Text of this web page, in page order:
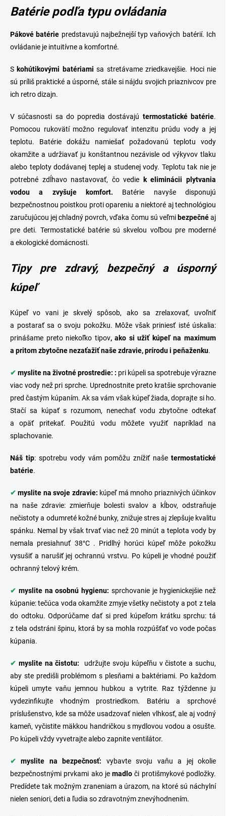
Batérie podľa typu ovládania
Pákové batérie predstavujú najbežnejší typ vaňových batérií. Ich
ovládanie je intuitívne a komfortné.
S kohútikovými batériami sa stretávame zriedkavejšie. Hoci nie
sú príliš praktické a úsporné, stále si nájdu svojich priaznivcov pre
ich retro dizajn.
V súčasnosti sa do popredia dostávajú termostatické batérie.
Pomocou rukovätí možno regulovať intenzitu prúdu vody a jej
teplotu. Batérie dokážu namiešať požadovanú teplotu vody
okamžite a udržiavať ju konštantnou nezávisle od výkyvov tlaku
alebo teploty dodávanej teplej a studenej vody. Teplotu tak nie je
potrebné zdĺhavo nastavovať, čo vedie
k eliminácii plytvania
vodou a zvyšuje komfort. Batérie navyše disponujú
bezpečnostnou poistkou proti opareniu a niektoré aj technológiou
zaručujúcou jej chladný povrch, vďaka čomu sú veľmi bezpečnéaj
pre deti. Termostatické batérie sú skvelou voľbou pre moderné
a ekologické domácnosti.
Tipy pre zdravý, bezpečný a úsporný
kúpeľ
Kúpeľ vo vani je skvelý spôsob, ako sa zrelaxovať, uvoľniť
a postarať sa o svoju pokožku. Môže však priniesť isté úskalia:
prinášame preto niekoľko tipov, ako si užiť kúpeľ na maximum
a pritom zbytočne nezaťažiť naše zdravie, prírodu i peňaženku.
✔ myslite na životné prostredie: : pri kúpeli sa spotrebuje výrazne
viac vody než pri sprche. Uprednostnite preto kratšie sprchovanie
pred častým kúpaním. Ak sa vám však kúpeľ žiada, doprajte si ho.
Stačí sa kúpať s rozumom, nenechať vodu zbytočne odtekať
a opäť pritekať. Použitú vodu môžete využiť napríklad na
splachovanie.
Náš tip: spotrebu vody vám pomôžu znížiť naše termostatické
batérie.
✔ myslite na svoje zdravie: kúpeľ má mnoho priaznivých účinkov
na naše zdravie: zmierňuje bolesti svalov a kĺbov, odstraňuje
nečistoty a odumreté kožné bunky, znižuje stres aj zlepšuje kvalitu
spánku. Nemal by však trvať viac než 20 minút a teplota vody by
nemala presiahnuť 38°C . Pridlhý horúci kúpeľ môže pokožku
vysušiť a narušiť jej ochrannú vrstvu. Po kúpeli je vhodné použiť
ochranný telový krém.
✔ myslite na osobnú hygienu: sprchovanie je hygienickejšie než
kúpanie: tečúca voda okamžite zmyje všetky nečistoty a pot z tela
do odtoku. Odporúčame dať si pred kúpeľom krátku sprchu: tá
z tela odstráni špinu, ktorá by sa mohla rozpúšťať vo vode počas
kúpania.
✔ myslite na čistotu: udržujte svoju kúpeľňu v čistote a suchu,
aby ste predišli problémom s plesňami a baktériami. Po každom
kúpeli umyte vaňu jemnou hubkou a vytrite. Raz týždenne ju
vydezinfikujte vhodným prostriedkom. Batériu a sprchové
príslušenstvo, kde sa môže usadzovať nielen vlhkosť, ale aj vodný
kameň, vyčistite mäkkou handričkou s mydlovou vodou a osušte.
Po kúpeli vždy vyvetrajte alebo zapnite ventilátor.
✔ myslite na bezpečnosť: vybavte svoju vaňu a jej okolie
bezpečnostnými prvkami ako jemadlo či protišmykové podložky.
Predídete tak možným zraneniam a úrazom, na ktoré sú náchylní
nielen seniori, deti a ľudia so zdravotným znevýhodnením.